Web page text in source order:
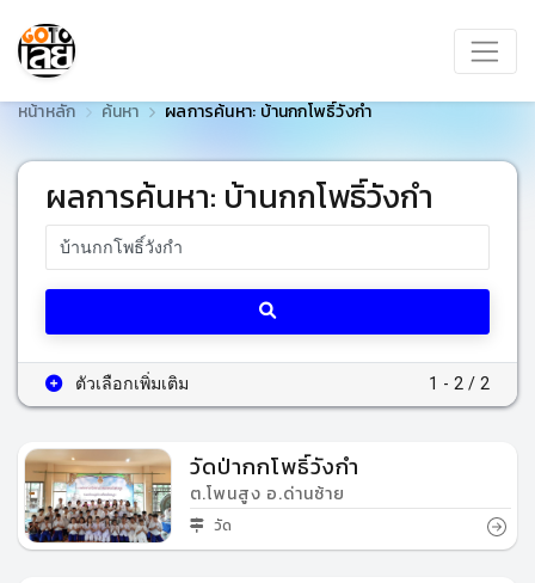
หน้าหลัก ค้นหา ผลการค้นหา: บ้านกกโพธิ์วังกำ
ผลการค้นหา: บ้านกกโพธิ์วังกำ
1 - 2 / 2
ตัวเลือกเพิ่มเติม
วัดป่ากกโพธิ์วังกำ
ต.โพนสูง อ.ด่านซ้าย
วัด